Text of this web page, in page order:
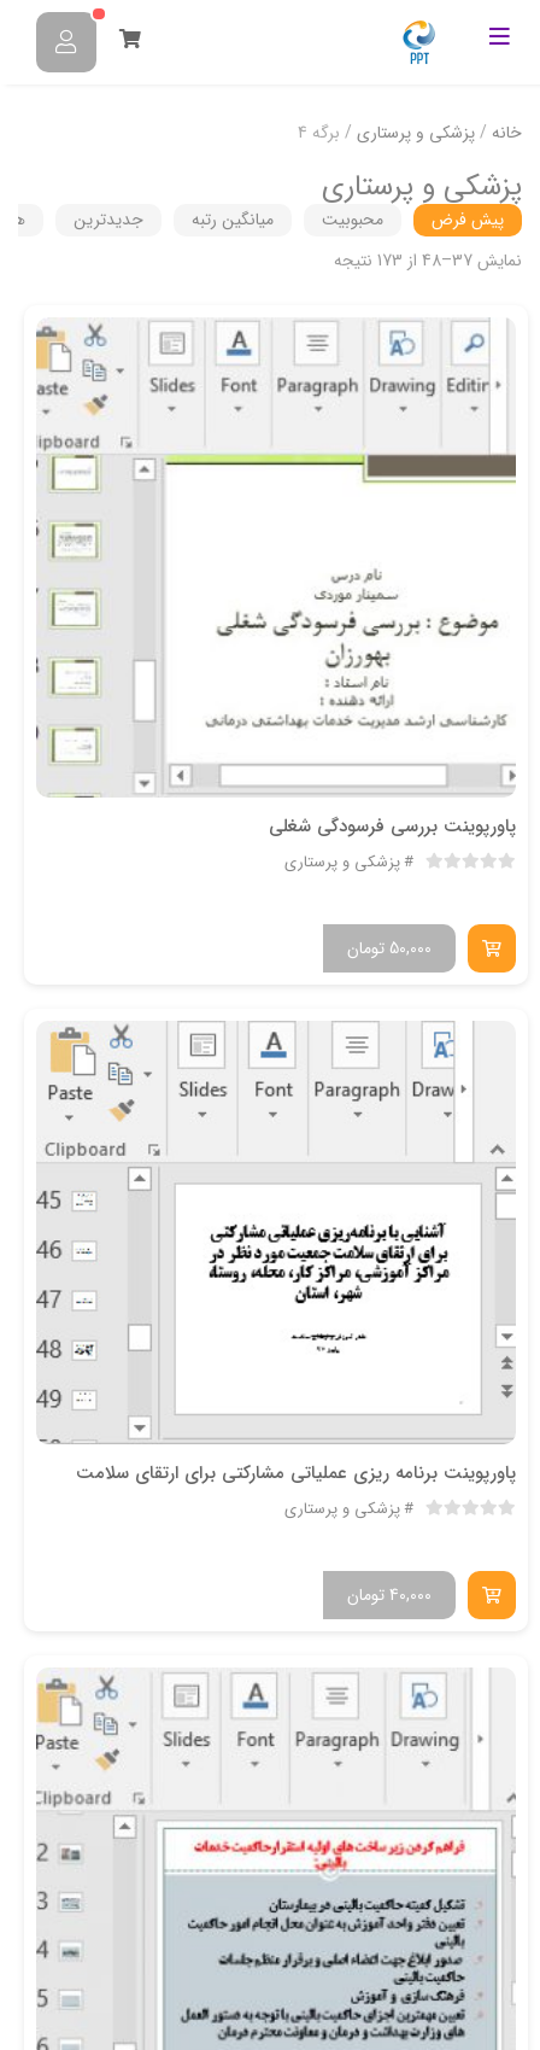
خانه /پزشکی و پرستاری / برگه 4
پزشکی و پرستاری
پیش فرض محبوبیت میانگین رتبه جدیدترین
نمایش 37–48 از 173 نتیجه
پاورپوینت بررسی فرسودگی شغلی
پزشکی و پرستاری
تومان 50,000
پاورپوینت برنامه ­ریزی عملیاتی مشارکتی برای ارتقای سلامت
پزشکی و پرستاری
تومان40,000